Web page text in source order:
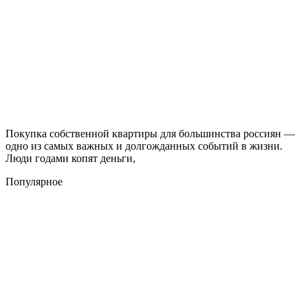
Покупка собственной квартиры для большинства россиян —
одно из самых важных и долгожданных событий в жизни.
Люди годами копят деньги,
Популярное